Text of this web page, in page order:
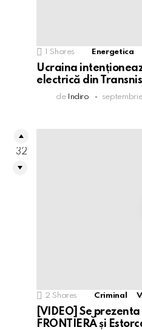
1 Shares Energetica
Ucraina
electrică din
de Indiro
2 Shares Criminal
[VIDEO] Se
FRONTIERĂ și
32